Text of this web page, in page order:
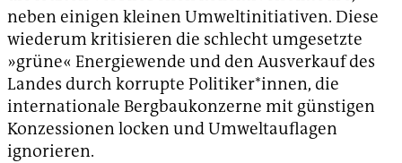
neben einigen kleinen Umweltinitiativen. Diese
wiederum kritisieren die schlecht umgesetzte
»grüne« Energiewende und den Ausverkauf des
Landes durch korrupte Politiker*innen, die
internationale Bergbaukonzerne mit günstigen
Konzessionen locken und Umweltauflagen
ignorieren.